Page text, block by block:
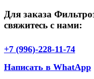
Для заказа
свяжитесь с нами:
+7 (996)-228-11-74
Написать в WhatApp